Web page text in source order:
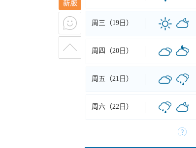
周三（19日）
周四（20日）
周五（21日）
周六（22日）